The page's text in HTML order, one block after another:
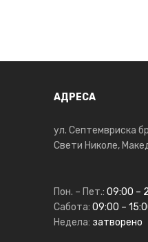
АДРЕСА
ул. Септемвриска
Свети Николе,
Пон. – Пет.: 09:00 –
Сабота: 09:00 –
Недела: затворено